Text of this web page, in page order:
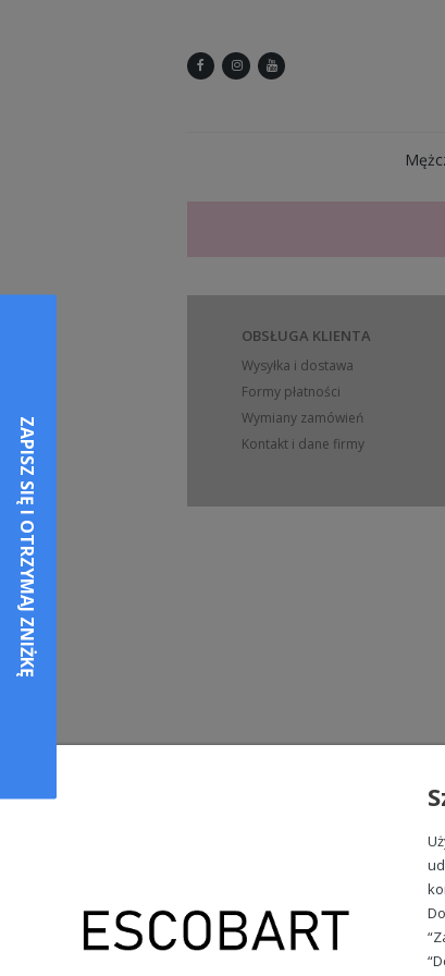
OBSŁUGA KLIENTA
Wysyłka i dostawa
Formy płatności
Wymiany zamówień
Kontakt i dane firmy